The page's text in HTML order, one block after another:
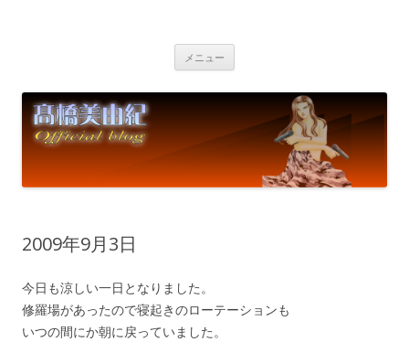
メニュー
ン
ツ
へ
ス
キ
ッ
プ
2009年9月3日
今日も涼しい一日となりました。
修羅場があったので寝起きのローテーションも
いつの間にか朝に戻っていました。